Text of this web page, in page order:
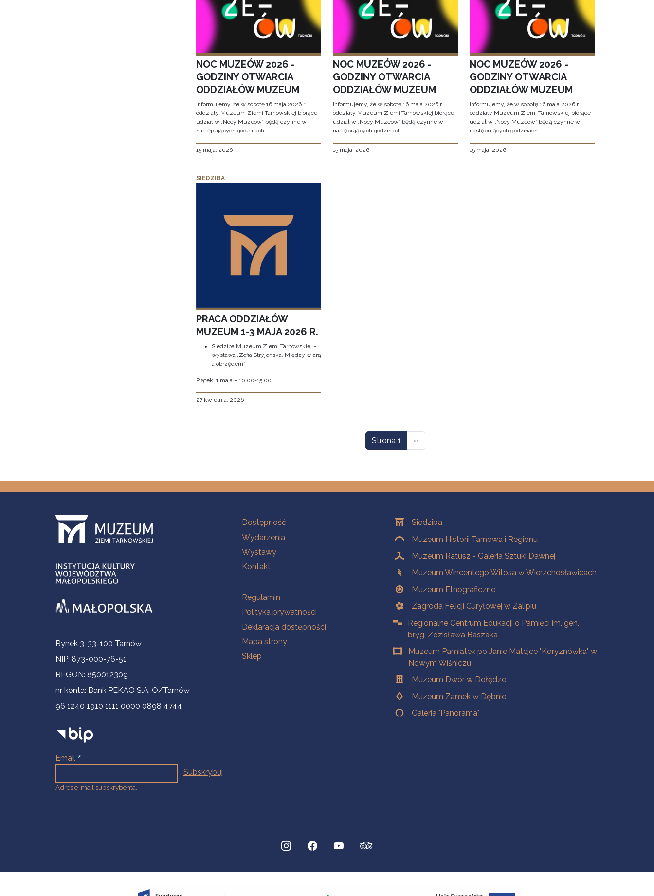
NOC MUZEÓW 2026 -
GODZINY OTWARCIA
ODDZIAŁÓW MUZEUM
Informujemy, że w sobotę 16 maja 2026 r.
oddziały Muzeum Ziemi Tarnowskiej biorące
udział w „Nocy Muzeów” będą czynne w
następujących godzinach:
15 maja, 2026
NOC MUZEÓW 2026 -
GODZINY OTWARCIA
ODDZIAŁÓW MUZEUM
Informujemy, że w sobotę 16 maja 2026 r.
oddziały Muzeum Ziemi Tarnowskiej biorące
udział w „Nocy Muzeów” będą czynne w
następujących godzinach:
15 maja, 2026
NOC MUZEÓW 2026 -
GODZINY OTWARCIA
ODDZIAŁÓW MUZEUM
Informujemy, że w sobotę 16 maja 2026 r.
oddziały Muzeum Ziemi Tarnowskiej biorące
udział w „Nocy Muzeów” będą czynne w
następujących godzinach:
15 maja, 2026
SIEDZIBA
PRACA ODDZIAŁÓW
MUZEUM 1-3 MAJA 2026 R.
Siedziba Muzeum Ziemi Tarnowskiej –
wystawa „Zofia Stryjeńska. Między wiarą
a obrzędem”
Piątek, 1 maja – 10:00-15:00
27 kwietnia, 2026
Strona 1 Następna strona
››
Informacje kontaktowe
Rynek 3, 33-100 Tarnów
NIP: 873-000-76-51
REGON: 850012309
nr konta: Bank PEKAO S.A. O/Tarnów
96 1240 1910 1111 0000 0898 4744
Email
Adres e-mail subskrybenta.
Na skróty
Dostępność
Wydarzenia
Wystawy
Kontakt
Na skróty
Regulamin
Polityka prywatności
Deklaracja dostępności
Mapa strony
Sklep
OddziałySiedziba
Muzeum Historii Tarnowa i Regionu
Muzeum Ratusz - Galeria Sztuki Dawnej
Muzeum Wincentego Witosa w Wierzchosławicach
Muzeum Etnograficzne
Zagroda Felicji Curyłowej w Zalipiu
Regionalne Centrum Edukacji o Pamięci im. gen.
bryg. Zdzisława Baszaka
Muzeum Pamiątek po Janie Matejce "Koryznówka" w
Nowym Wiśniczu
Muzeum Dwór w Dołędze
Muzeum Zamek w Dębnie
Galeria "Panorama"